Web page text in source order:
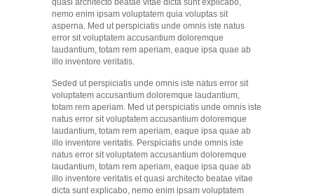
nemo enim ipsam voluptatem quia voluptas sit
asperna. Med ut perspiciatis unde omnis iste natus
error sit voluptatem accusantium doloremque
laudantium, totam rem aperiam, eaque ipsa quae ab
illo inventore veritatis.
Seded ut perspiciatis unde omnis iste natus error sit
voluptatem accusantium doloremque laudantium,
totam rem aperiam. Med ut perspiciatis unde omnis iste
natus error sit voluptatem accusantium doloremque
laudantium, totam rem aperiam, eaque ipsa quae ab
illo inventore veritatis. Perspiciatis unde omnis iste
natus error sit voluptatem accusantium doloremque
laudantium, totam rem aperiam, eaque ipsa quae ab
illo inventore veritatis et quasi architecto beatae vitae
dicta sunt explicabo, nemo enim ipsam voluptatem